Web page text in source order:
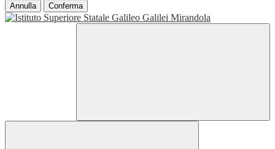
Annulla Conferma